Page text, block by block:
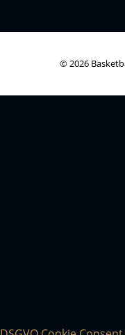
© 2026